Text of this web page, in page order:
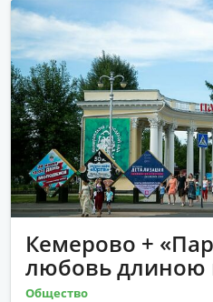
Кемерово +
любовь длиною
Общество